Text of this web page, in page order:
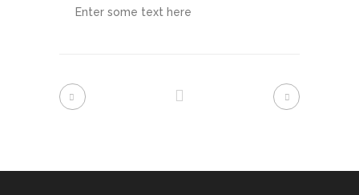
Enter some text here